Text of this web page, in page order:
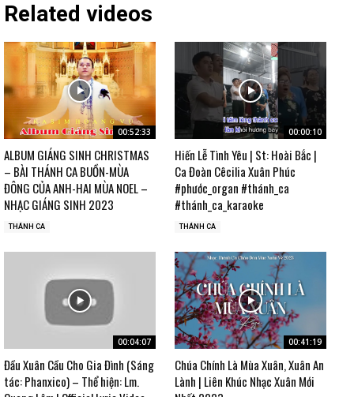
Related videos
00:52:33
ALBUM GIÁNG SINH CHRISTMAS
– BÀI THÁNH CA BUỒN-MÙA
ĐÔNG CỦA ANH-HAI MÙA NOEL –
NHẠC GIÁNG SINH 2023
THÁNH CA
00:00:10
Hiến Lễ Tình Yêu | St: Hoài Bắc |
Ca Đoàn Cêcilia Xuân Phúc
#phước_organ #thánh_ca
#thánh_ca_karaoke
THÁNH CA
00:04:07
Đầu Xuân Cầu Cho Gia Đình (Sáng
tác: Phanxico) – Thể hiện: Lm.
00:41:19
Chúa Chính Là Mùa Xuân, Xuân An
Lành | Liên Khúc Nhạc Xuân Mới